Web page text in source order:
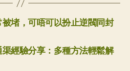
堵，可唔可以扮止逆閥同封
經驗分享：多種方法輕鬆解